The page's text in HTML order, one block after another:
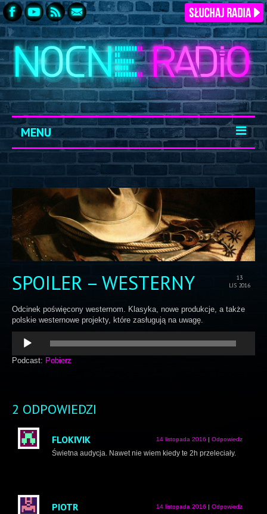
MENU
START
ARCHIWUM
KONTAKT
LOGOWANIE
13
LIS 2016
SPOILER – WESTERNY
Odcinek poświęcony westernom. Klasyka, nowe produkcje, a także
polskie westernowe projekty, które zasługują na uwagę.
Odtwarzacz
plików
dźwiękowych
Podcast: Pobierz
2 ODPOWIEDZI
FLOKIVIK 14 listopada 2016 Odpowiedz
Świetna audycja. Nawet nie wiem kiedy te 2h przeleciały.
PIOTR 14 listopada 2016 Odpowiedz